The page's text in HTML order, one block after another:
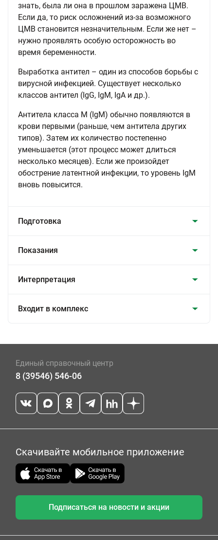
знать, была ли она в прошлом заражена ЦМВ.
Если да, то риск осложнений из-за возможного
ЦМВ становится незначительным. Если же нет –
нужно проявлять особую осторожность во
время беременности.
Выработка антител – один из способов борьбы с
вирусной инфекцией. Существует несколько
классов антител (IgG, IgM, IgA и др.).
Антитела класса М (IgМ) обычно появляются в
крови первыми (раньше, чем антитела других
типов). Затем их количество постепенно
уменьшается (этот процесс может длиться
несколько месяцев). Если же произойдет
обострение латентной инфекции, то уровень IgM
вновь повысится.
Подготовка
Показания
Интерпретация
Входит в комплекс
Единый справочный центр
8 (39546) 546-06
Скачивайте мобильное приложение
Подписаться на новости и акции